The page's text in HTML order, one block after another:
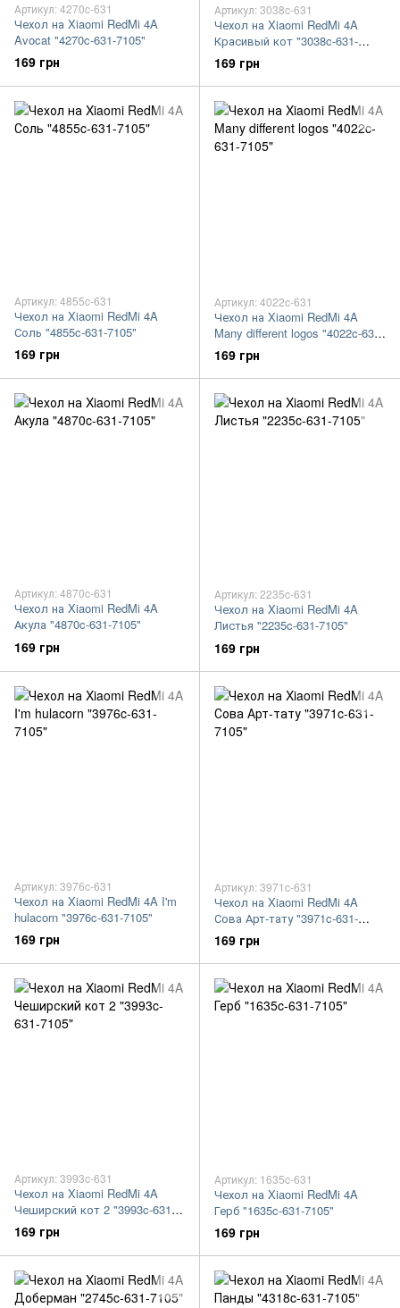
Артикул: 4270c-631
Чехол на Xiaomi RedMi 4A
Avocat "4270c-631-7105"
169 грн
Артикул: 3038c-631
Чехол на Xiaomi RedMi 4A
Красивый кот "3038c-631-
7105"
169 грн
Артикул: 4855c-631
Чехол на Xiaomi RedMi 4A
Соль "4855c-631-7105"
169 грн
Артикул: 4022c-631
Чехол на Xiaomi RedMi 4A
Many different logos "4022c-631-
7105"
169 грн
Артикул: 4870c-631
Чехол на Xiaomi RedMi 4A
Акула "4870c-631-7105"
169 грн
Артикул: 2235c-631
Чехол на Xiaomi RedMi 4A
Листья "2235c-631-7105"
169 грн
Артикул: 3976c-631
Чехол на Xiaomi RedMi 4A I'm
hulacorn "3976c-631-7105"
169 грн
Артикул: 3971c-631
Чехол на Xiaomi RedMi 4A
Сова Арт-тату "3971c-631-
7105"
169 грн
Артикул: 3993c-631
Чехол на Xiaomi RedMi 4A
Чеширский кот 2 "3993c-631-
7105"
169 грн
Артикул: 1635c-631
Чехол на Xiaomi RedMi 4A
Герб "1635c-631-7105"
169 грн